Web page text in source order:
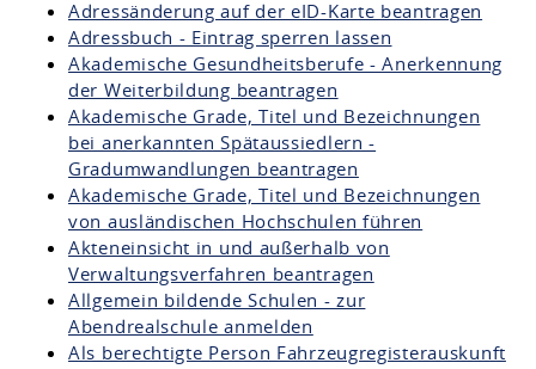
Adressänderung auf der eID-Karte beantragen
Adressbuch - Eintrag sperren lassen
Akademische Gesundheitsberufe - Anerkennung
der Weiterbildung beantragen
Akademische Grade, Titel und Bezeichnungen
bei anerkannten Spätaussiedlern -
Gradumwandlungen beantragen
Akademische Grade, Titel und Bezeichnungen
von ausländischen Hochschulen führen
Akteneinsicht in und außerhalb von
Verwaltungsverfahren beantragen
Allgemein bildende Schulen - zur
Abendrealschule anmelden
Als berechtigte Person Fahrzeugregisterauskunft